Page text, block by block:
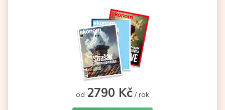
od 2790 Kč / rok